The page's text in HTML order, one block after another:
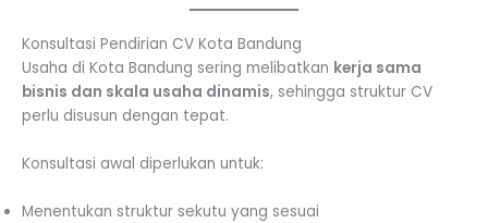
Konsultasi Pendirian CV Kota Bandung
Usaha di Kota Bandung sering melibatkan kerja sama
bisnis dan skala usaha dinamis, sehingga struktur CV
perlu disusun dengan tepat.
Konsultasi awal diperlukan untuk:
Menentukan struktur sekutu yang sesuai